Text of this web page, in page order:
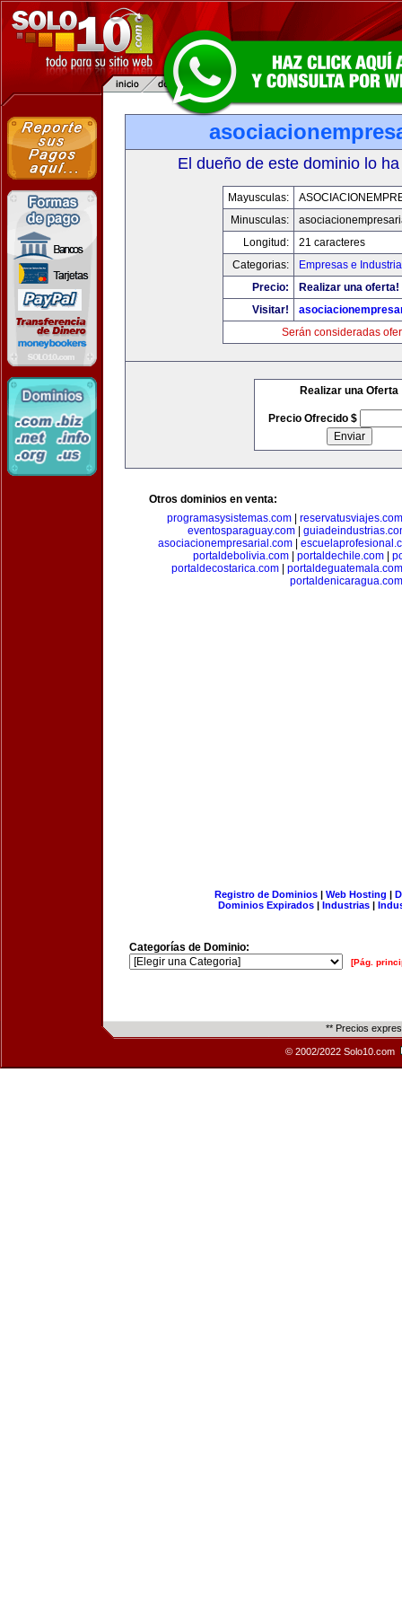
El dueño de este dominio lo
Mayusculas:
Minusculas:
Longitud:
21 caracteres
Categorias:
Empresas e
Precio:
Realizar una oferta!
Visitar!
Serán consideradas
Realizar una Oferta
Precio Ofrecido $
Otros dominios en venta:
programasysistemas.com
reservatusviajes.com
eventosparaguay.com
asociacionempresarial.com|
portaldebolivia.com| portaldechile.com|
portaldecostarica.com
portaldeguatemala.com
portaldenicaragua.com
Registro de Dominios| Web Hosting |
Dominios Expirados | Industrias |
Categorías de Dominio:
[Pág.
** Precios
© 2002/2022 Solo10.com